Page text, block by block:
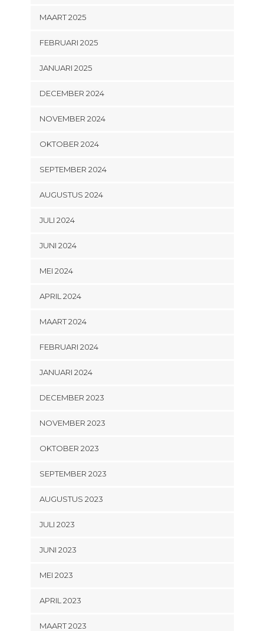
MAART 2025
FEBRUARI 2025
JANUARI 2025
DECEMBER 2024
NOVEMBER 2024
OKTOBER 2024
SEPTEMBER 2024
AUGUSTUS 2024
JULI 2024
JUNI 2024
MEI 2024
APRIL 2024
MAART 2024
FEBRUARI 2024
JANUARI 2024
DECEMBER 2023
NOVEMBER 2023
OKTOBER 2023
SEPTEMBER 2023
AUGUSTUS 2023
JULI 2023
JUNI 2023
MEI 2023
APRIL 2023
MAART 2023